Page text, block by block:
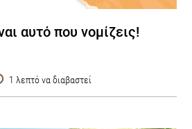
αυτό που νομίζεις!
1 λεπτό να διαβαστεί